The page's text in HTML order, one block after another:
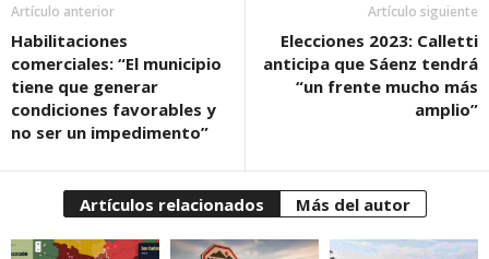
Artículo anterior
Habilitaciones
comerciales: “El municipio
tiene que generar
condiciones favorables y
no ser un impedimento”
Artículo siguiente
Elecciones 2023: Calletti
anticipa que Sáenz tendrá
“un frente mucho más
amplio”
Artículos relacionados Más del autor